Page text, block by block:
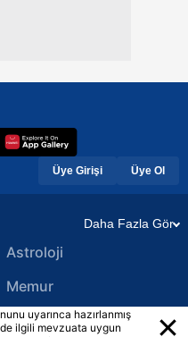
Üye Girişi Üye Ol
Daha Fazla Gör
Astroloji
Memur
Yerel Haberler
uyarınca hazırlanmış
ilgili mevzuata uygun